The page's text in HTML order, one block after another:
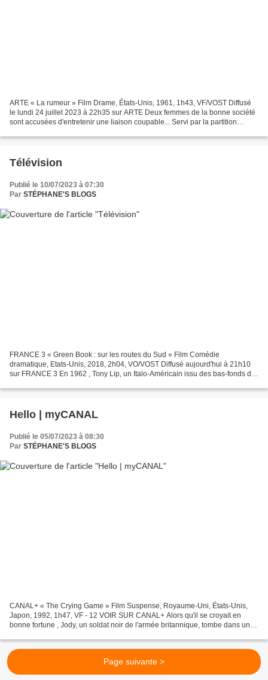
ARTE « La rumeur » Film Drame, États-Unis, 1961, 1h43, VF/VOST Diffusé
le lundi 24 juillet 2023 à 22h35 sur ARTE Deux femmes de la bonne société
sont accusées d'entretenir une liaison coupable... Servi par la partition
Télévision
Publié le 10/07/2023 à 07:30
Par STÉPHANE'S BLOGS
FRANCE 3 « Green Book : sur les routes du Sud » Film Comédie
dramatique, Etats-Unis, 2018, 2h04, VO/VOST Diffusé aujourd'hui à 21h10
sur FRANCE 3 En 1962 , Tony Lip, un Italo-Américain issu des bas-fonds du
Hello | myCANAL
Publié le 05/07/2023 à 08:30
Par STÉPHANE'S BLOGS
CANAL+ « The Crying Game » Film Suspense, Royaume-Uni, États-Unis,
Japon, 1992, 1h47, VF - 12 VOIR SUR CANAL+ Alors qu'il se croyait en
bonne fortune , Jody, un soldat noir de l'armée britannique, tombe dans un
Page suivante >